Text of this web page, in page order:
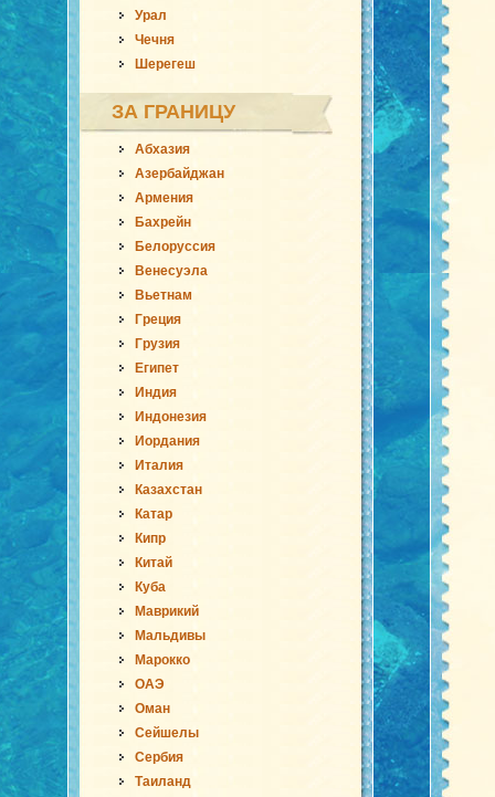
Урал
Чечня
Шерегеш
ЗА ГРАНИЦУ
Абхазия
Азербайджан
Армения
Бахрейн
Белоруссия
Венесуэла
Вьетнам
Греция
Грузия
Египет
Индия
Индонезия
Иордания
Италия
Казахстан
Катар
Кипр
Китай
Куба
Маврикий
Мальдивы
Марокко
ОАЭ
Оман
Сейшелы
Сербия
Таиланд